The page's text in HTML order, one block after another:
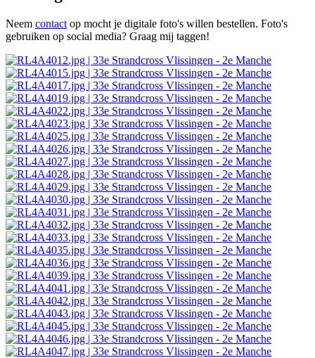
Neem contact op mocht je digitale foto's willen bestellen. Foto's
gebruiken op social media? Graag mij taggen!